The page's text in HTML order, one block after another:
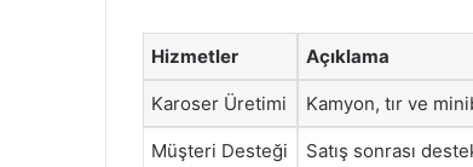
Hizmetler Açıklama
Karoser Üretimi Kamyon, tır ve
Müşteri Desteği Satış sonrası